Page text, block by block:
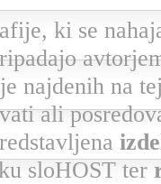
ki se
najdenih na
ali
sloHOST ter